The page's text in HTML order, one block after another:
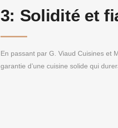
3: Solidité et
En passant par G. Viaud Cuisines et
garantie d’une cuisine solide qui